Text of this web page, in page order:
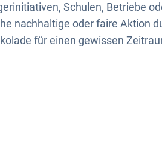
Schulen, Betriebe
nachhaltige oder faire Aktion
für einen gewissen